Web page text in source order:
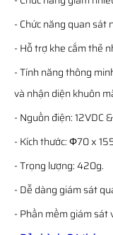
- Chức năng quan sát
- Hỗ trợ khe cắm thẻ
- Tính năng thông
và nhận diện khuôn
- Nguồn điện: 12VDC
- Kích thước: Φ70 x
- Trọng lượng: 420g.
- Dễ dàng giám sát
- Phần mềm giám sát